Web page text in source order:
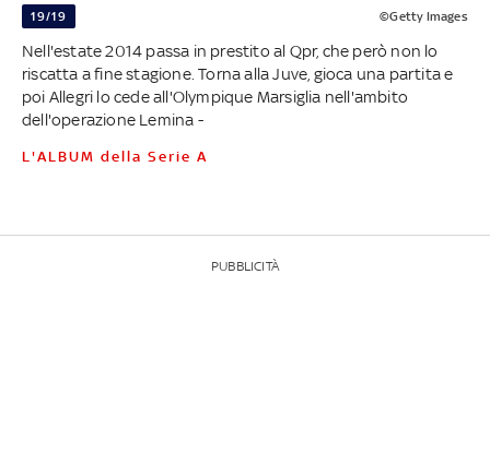
19/19 ©Getty Images
Nell'estate 2014 passa in prestito al Qpr, che però non lo
riscatta a fine stagione. Torna alla Juve, gioca una partita e
poi Allegri lo cede all'Olympique Marsiglia nell'ambito
dell'operazione Lemina -
L'ALBUM della Serie A
PUBBLICITÀ